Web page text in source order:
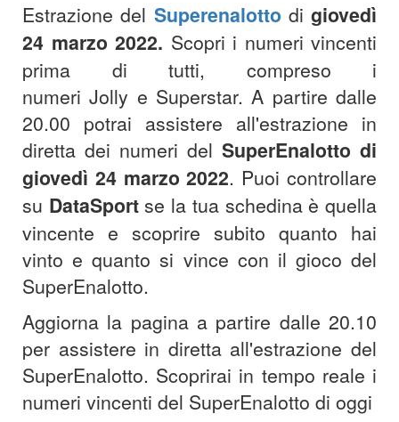
Estrazione del Superenalotto di giovedì
24 marzo 2022. Scopri i numeri vincenti
prima di tutti, compreso i
numeri Jolly e Superstar. A partire dalle
20.00 potrai assistere all'estrazione in
diretta dei numeri del SuperEnalotto di
giovedì 24 marzo 2022. Puoi controllare
su DataSportse la tua schedina è quella
vincente e scoprire subito quanto hai
vinto e quanto si vince con il gioco del
SuperEnalotto.
Aggiorna la pagina a partire dalle 20.10
per assistere in diretta all'estrazione del
SuperEnalotto. Scoprirai in tempo reale i
numeri vincenti del SuperEnalotto di oggi